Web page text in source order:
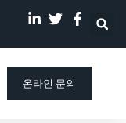
온라인 문의